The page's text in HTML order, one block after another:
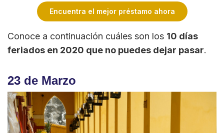
Encuentra el mejor préstamo ahora
Conoce a continuación cuáles son los 10 días
feriados en 2020 que no puedes dejar pasar.
23 de Marzo